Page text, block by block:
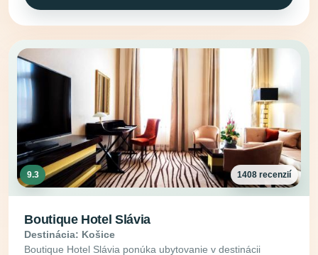
9.3 1408 recenzií
Boutique Hotel Slávia
Destinácia: Košice
Boutique Hotel Slávia ponúka ubytovanie v destinácii